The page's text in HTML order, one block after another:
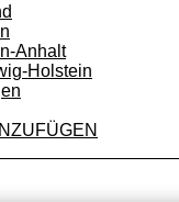
Anhalt
Holstein